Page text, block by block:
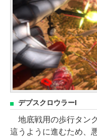
デプスクロウラーI
地底戦用の歩行タン
這うように進むため、